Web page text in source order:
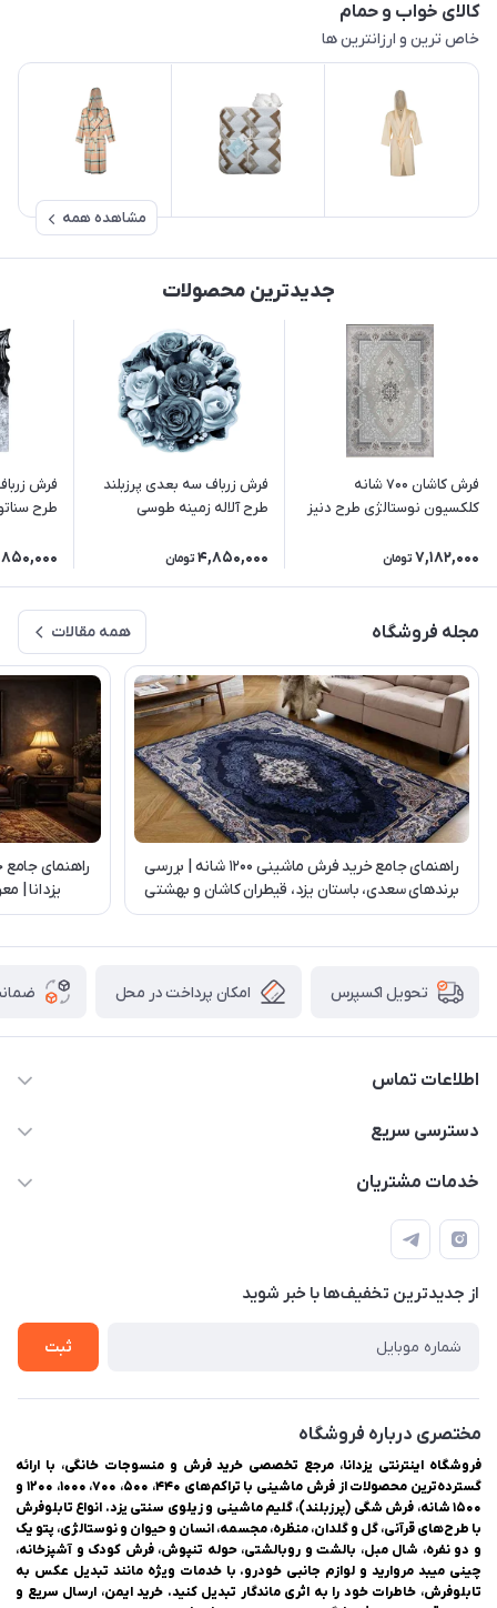
کالای خواب و حمام
خاص ترین و ارزانترین ها
مشاهده همه
جدیدترین محصولات
فرش کاشان 700 شانه
کلکسیون نوستالژی طرح دنیز
7,182,000 تومان
فرش زرباف سه بعدی پرزبلند
طرح آلاله زمینه طوسی
4,850,000 تومان
فرش
طرح
مجله فروشگاه همه مقالات
راهنمای جامع خرید فرش ماشینی 1200 شانه | بررسی
برندهای سعدی، باستان یزد، قیطران کاشان و بهشتی
تبریز
راهنمای
یزدانا |
تحویل اکسپرس امکان پرداخت در محل
اطلاعات تماس
03538252575
اینترنتی یزدانا
دسترسی سریع
حساب کاربری
لیست محصولات
درباره ما
خدمات مشتریان
راهنمای ثبت سفارش
حریم خصوصی
سوالات متداول
از جدید‌ترین تخفیف‌ها با‌ خبر شوید
ثبت
مختصری درباره فروشگاه
فروشگاه اینترنتی یزدانا، مرجع تخصصی خرید فرش و منسوجات خانگی، با ارائه
گسترده‌ترین محصولات از فرش ماشینی با تراکم‌های ۴۴۰، ۵۰۰، ۷۰۰، ۱۰۰۰، ۱۲۰۰ و
۱۵۰۰ شانه، فرش شگی (پرزبلند)، گلیم ماشینی و زیلوی سنتی یزد. انواع تابلوفرش
با طرح‌های قرآنی، گل و گلدان، منظره، مجسمه، انسان و حیوان و نوستالژی، پتو یک
و دو نفره، شال مبل، بالشت و روبالشتی، حوله تنپوش، فرش کودک و آشپزخانه،
چینی میبد مروارید و لوازم جانبی خودرو. با خدمات ویژه مانند تبدیل عکس به
تابلوفرش، خاطرات خود را به اثری ماندگار تبدیل کنید. خرید ایمن، ارسال سریع و